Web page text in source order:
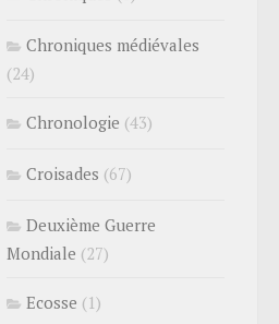
Chroniques médiévales
(24)
Chronologie (43)
Croisades (67)
Deuxième Guerre
Mondiale (27)
Ecosse (1)